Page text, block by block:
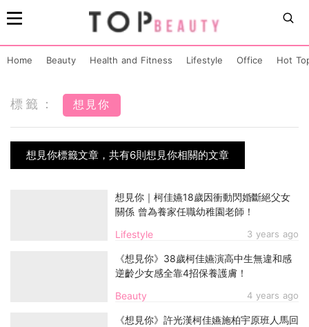
Home Beauty Health and Fitness Lifestyle Office Hot
標籤： 想見你
想見你標籤文章，共有6則想見你相關的文章
Lifestyle 3 years ago
想見你｜柯佳嬿18歲因衝動閃婚斷絕父女
關係 曾為養家任職幼稚園老師！
Beauty 4 years ago
《想見你》38歲柯佳嬿演高中生無違和感
逆齡少女感全靠4招保養護膚！
《想見你》許光漢柯佳嬿施柏宇原班人馬回